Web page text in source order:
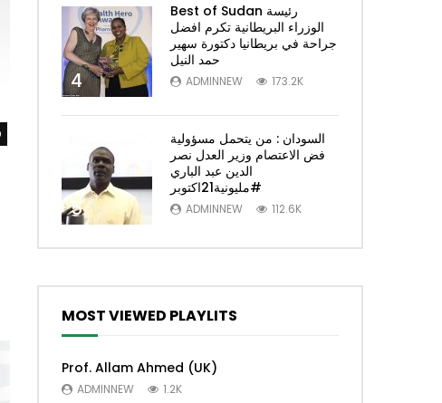
4
Best of Sudan رئيسة
الوزراء البريطانية تكرم افضل
جراحة في بريطانيا دكتورة سهير
حمد النيل
ADMINNEW 173.2K
5
السودان : من يتحمل مسؤولية
فض الاعتصام وزير العدل نصر
الدين عبد الباري
#مليونية21اكتوبر
ADMINNEW 112.6K
MOST VIEWED PLAYLITS
Prof. Allam Ahmed (UK)
ADMINNEW 1.2K